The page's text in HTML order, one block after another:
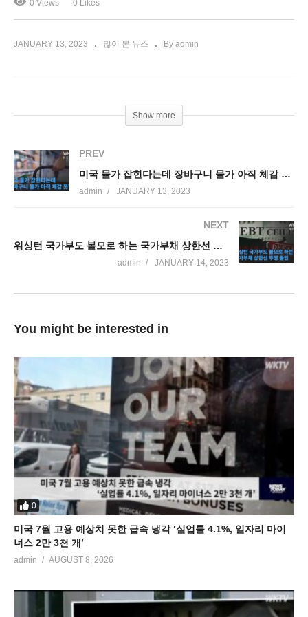
0 Views 0 Likes
JANUARY 13, 2023 많이 본 뉴스 By admin
Show more
PREV
미국 물가 잡힌다는데 장바구니 물가 아직 체감 못한다
admin JANUARY 13, 2023
NEXT
워싱턴 국가부도 볼모로 하는 국가부채 상한선 투쟁 돌입
admin JANUARY 14, 2023
You might be interested in
0
미국 7월 고용 예상치 못한 급속 냉각 ‘실업률 4.1%, 일자리 마이
너스 2만 3천 개’
admin AUGUST 8, 2026